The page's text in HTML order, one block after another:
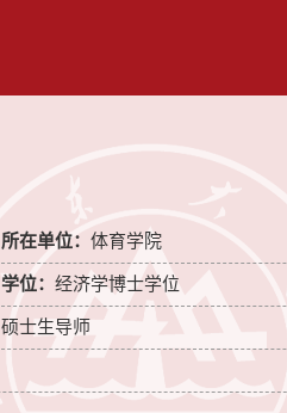
所在单位： 体育学院
学位： 经济学博士学位
硕士生导师